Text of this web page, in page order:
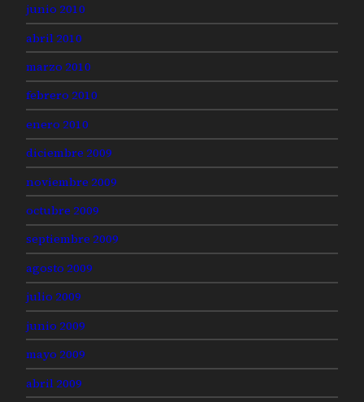
junio 2010
abril 2010
marzo 2010
febrero 2010
enero 2010
diciembre 2009
noviembre 2009
octubre 2009
septiembre 2009
agosto 2009
julio 2009
junio 2009
mayo 2009
abril 2009